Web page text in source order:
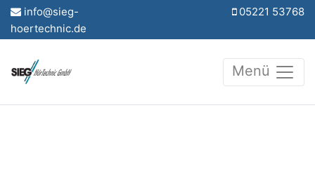
info@sieg-
hoertechnic.de
05221 53768
Menü